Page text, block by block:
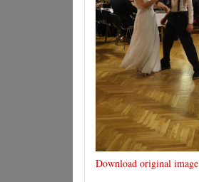
Download original image